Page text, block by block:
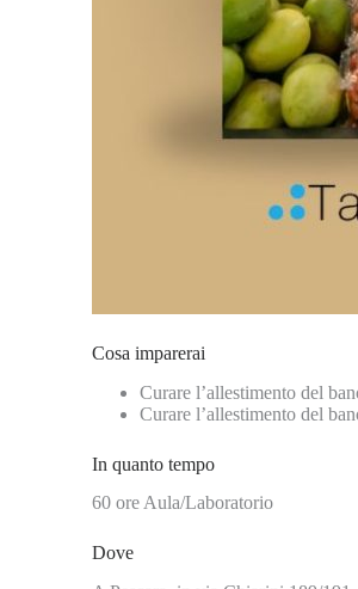
Cosa imparerai
Curare l’allestimento del
Curare l’allestimento del
In quanto tempo
60 ore Aula/Laboratorio
Dove